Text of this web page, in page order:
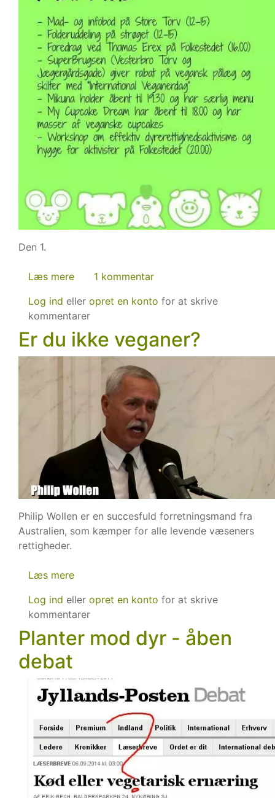
Den 1.
Læs mere
veganerdag
1 kommentar
Log ind eller opret en konto for at skrive
kommentarer
Er du ikke veganer?
Philip Wollen er en succesfuld forretningsmand fra
Australien, som kæmper for alle levende væseners
rettigheder.
Læs mere
du
ikke
veganer?
Log ind eller opret en konto for at skrive
kommentarer
Planter mod dyr - åben
debat